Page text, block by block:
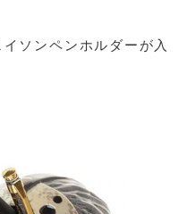
ソンペンホルダーが入